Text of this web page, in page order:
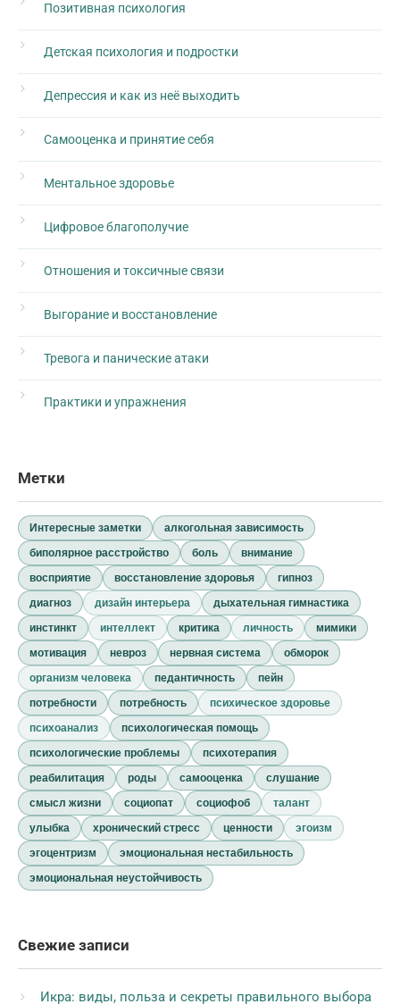
Позитивная психология
Детская психология и подростки
Депрессия и как из неё выходить
Самооценка и принятие себя
Ментальное здоровье
Цифровое благополучие
Отношения и токсичные связи
Выгорание и восстановление
Тревога и панические атаки
Практики и упражнения
Метки
Интересные заметки
алкогольная зависимость
биполярное расстройство
боль
внимание
восприятие
восстановление здоровья
гипноз
диагноз
дизайн интерьера
дыхательная гимнастика
инстинкт
интеллект критика личность
мимики
мотивация
невроз нервная система
обморок
организм человека
педантичность
пейн
потребности
потребность
психическое здоровье
психоанализ
психологическая помощь
психологические проблемы
психотерапия
реабилитация
роды самооценка
слушание
смысл жизни
социопат социофоб
талант
улыбка
хронический стресс ценности
эгоизм
эгоцентризм
эмоциональная нестабильность
эмоциональная неустойчивость
Свежие записи
Икра: виды, польза и секреты правильного выбора